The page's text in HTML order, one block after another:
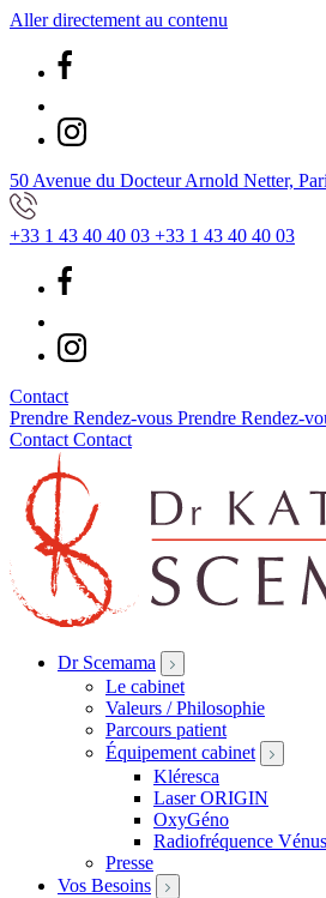
Aller directement au contenu
50 Avenue du Docteur Arnold Netter,
+33 1 43 40 40 03 +33 1 43 40 40 03
Contact
Prendre Rendez-vous Prendre Rendez-
Contact Contact
Dr Scemama
Le cabinet
Valeurs / Philosophie
Parcours patient
Équipement cabinet
Kléresca
Laser ORIGIN
OxyGéno
Radiofréquence
Presse
Vos Besoins